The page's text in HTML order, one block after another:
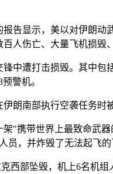
告显示，美以对伊朗动
人伤亡、大量飞机损毁
中遭打击损毁。其中
警机。
朗南部执行空袭任务时
"携带世界上最致命武
员，并炸毁了无法起飞的
西部坠毁，机上6名机